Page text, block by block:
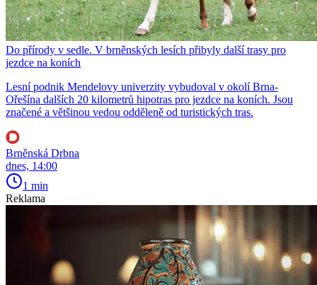
Do přírody v sedle. V brněnských lesích přibyly další trasy pro
jezdce na koních
Lesní podnik Mendelovy univerzity vybudoval v okolí Brna-
Ořešína dalších 20 kilometrů hipotras pro jezdce na koních. Jsou
značené a většinou vedou odděleně od turistických tras.
Brněnská Drbna
dnes, 14:00
1 min
Reklama